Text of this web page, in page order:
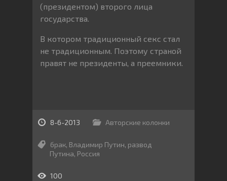
(президентом) второго лица
государства.
В котором традиционный секс стал
не традиционным. Поэтому страной
правят не президенты, а преемники.
8-6-2013 Авторские колонки
брак, Владимир Путин, развод
Путина, Россия
100